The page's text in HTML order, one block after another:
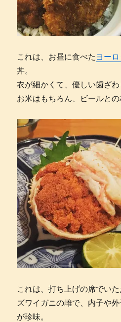
これは、お昼に食べた ヨー
丼。
衣が細かくて、優しい歯ざわ
お米はもちろん、ビールとの
これは、打ち上げの席でいた
ズワイガニの雌で、内子や
が珍味。